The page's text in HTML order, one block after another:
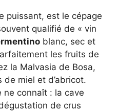
puissant, est le cépage
qualifié de « vin
blanc, sec et
les fruits de
la Malvasia de Bosa,
miel et d’abricot.
ne connaît : la cave
de crus